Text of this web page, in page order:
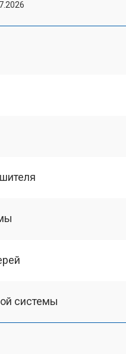
системы